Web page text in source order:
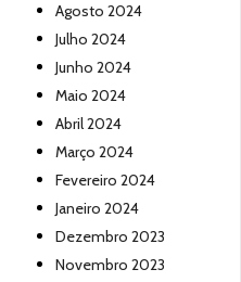
Agosto 2024
Julho 2024
Junho 2024
Maio 2024
Abril 2024
Março 2024
Fevereiro 2024
Janeiro 2024
Dezembro 2023
Novembro 2023